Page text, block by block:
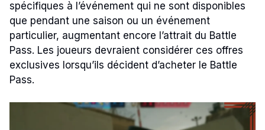
spécifiques à l’événement qui ne sont disponibles
que pendant une saison ou un événement
particulier, augmentant encore l’attrait du Battle
Pass. Les joueurs devraient considérer ces offres
exclusives lorsqu’ils décident d’acheter le Battle
Pass.